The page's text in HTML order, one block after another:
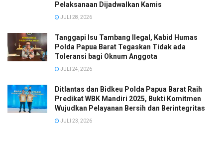
Pelaksanaan Dijadwalkan Kamis
JULI 28, 2026
Tanggapi Isu Tambang Ilegal, Kabid Humas
Polda Papua Barat Tegaskan Tidak ada
Toleransi bagi Oknum Anggota
JULI 24, 2026
Ditlantas dan Bidkeu Polda Papua Barat Raih
Predikat WBK Mandiri 2025, Bukti Komitmen
Wujudkan Pelayanan Bersih dan Berintegritas
JULI 23, 2026